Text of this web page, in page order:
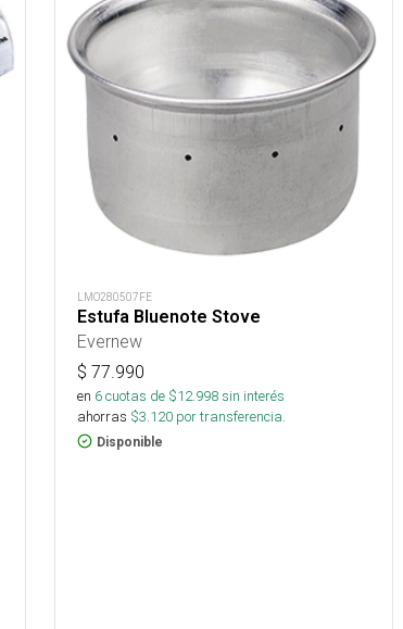
LMO280507FE
Estufa Bluenote Stove
Evernew
$ 77.990
en 6cuotas de $12.998sin interés
ahorras $3.120 por transferencia.
Disponible